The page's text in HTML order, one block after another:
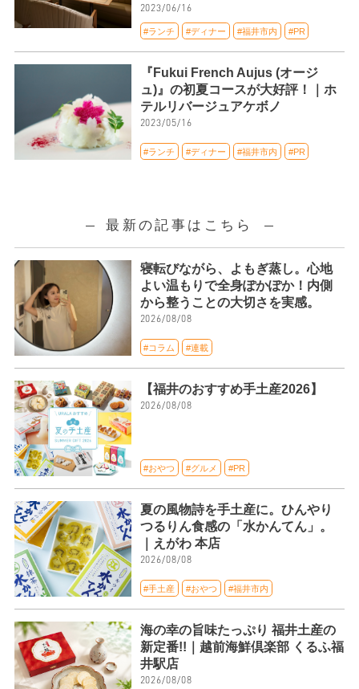
2023/06/16
#ランチ #ディナー #福井市内 #PR
『Fukui French Aujus (オージ
ュ)』の初夏コースが大好評！｜ホ
テルリバージュアケボノ
2023/05/16
#ランチ #ディナー #福井市内 #PR
最新の記事はこちら
寝転びながら、よもぎ蒸し。心地
よい温もりで全身ぽかぽか！内側
から整うことの大切さを実感。
2026/08/08
#コラム #連載
【福井のおすすめ手土産2026】
2026/08/08
#おやつ #グルメ #PR
夏の風物詩を手土産に。ひんやり
つるりん食感の「水かんてん」。
｜えがわ 本店
2026/08/08
#手土産 #おやつ #福井市内
海の幸の旨味たっぷり 福井土産の
新定番!!｜越前海鮮倶楽部 くるふ福
井駅店
2026/08/08